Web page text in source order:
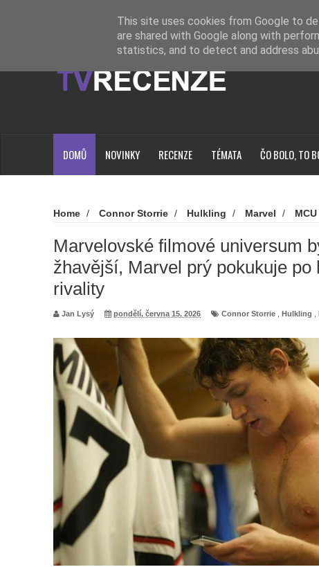
Loading...
DOMŮ NOVINKY RECENZE TÉMATA ČO BOLO, TO
Home / Connor Storrie / Hulkling / Marvel / MCU
Marvelovské filmové universum
žhavější, Marvel prý pokukuje po
rivality
Jan Lysý pondělí, června 15, 2026 Connor Storrie Hulkling
This site uses cookies from Google to
are shared with Google along with
statistics, and to detect and address